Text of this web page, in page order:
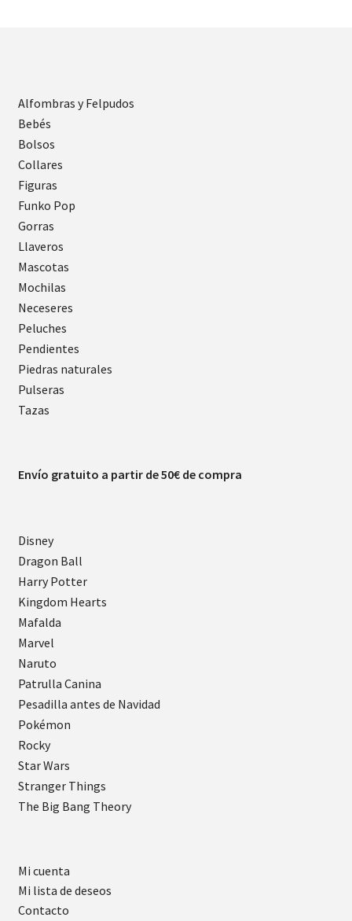
Alfombras y Felpudos
Bebés
Bolsos
Collares
Figuras
Funko Pop
Gorras
Llaveros
Mascotas
Mochilas
Neceseres
Peluches
Pendientes
Piedras naturales
Pulseras
Tazas
Envío gratuito a partir de 50€ de compra
Disney
Dragon Ball
Harry Potter
Kingdom Hearts
Mafalda
Marvel
Naruto
Patrulla Canina
Pesadilla antes de Navidad
Pokémon
Rocky
Star Wars
Stranger Things
The Big Bang Theory
Mi cuenta
Mi lista de deseos
Contacto